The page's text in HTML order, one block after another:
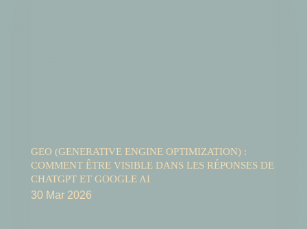
GEO (GENERATIVE ENGINE OPTIMIZATION) :
COMMENT ÊTRE VISIBLE DANS LES RÉPONSES DE
CHATGPT ET GOOGLE AI
30 Mar 2026